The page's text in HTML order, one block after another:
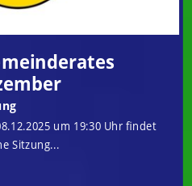
um 19:30 Uhr findet
Sitzung...